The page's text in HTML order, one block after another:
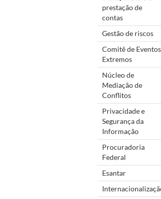
prestação de
contas
Gestão de riscos
Comitê de Eventos
Extremos
Núcleo de
Mediação de
Conflitos
Privacidade e
Segurança da
Informação
Procuradoria
Federal
Esantar